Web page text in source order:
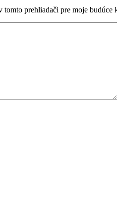
prehliadači pre moje budúce